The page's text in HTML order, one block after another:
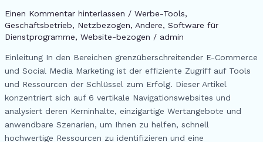
Einen Kommentar hinterlassen / Werbe-Tools,
Geschäftsbetrieb, Netzbezogen, Andere, Software für
Dienstprogramme, Website-bezogen / admin
Einleitung In den Bereichen grenzüberschreitender E-Commerce
und Social Media Marketing ist der effiziente Zugriff auf Tools
und Ressourcen der Schlüssel zum Erfolg. Dieser Artikel
konzentriert sich auf 6 vertikale Navigationswebsites und
analysiert deren Kerninhalte, einzigartige Wertangebote und
anwendbare Szenarien, um Ihnen zu helfen, schnell
hochwertige Ressourcen zu identifizieren und eine
Websites:
Zentrale
und
praktischer
Nutzen